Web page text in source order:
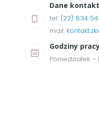
Dane
tel: (22) 834
mail:
Godziny
Poniedziałek